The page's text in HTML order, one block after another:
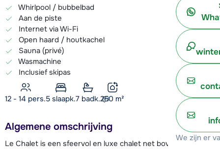
We zijn er
Whirlpool / bubbelbad
Aan de piste
Internet via Wi-Fi
Open haard / houtkachel
Sauna (privé)
Wasmachine
Inclusief skipas
12 - 14 pers.5 slaapk.7 badk.250 m²
Algemene omschrijving
Le Chalet is een sfeervol en luxe chalet net boven het